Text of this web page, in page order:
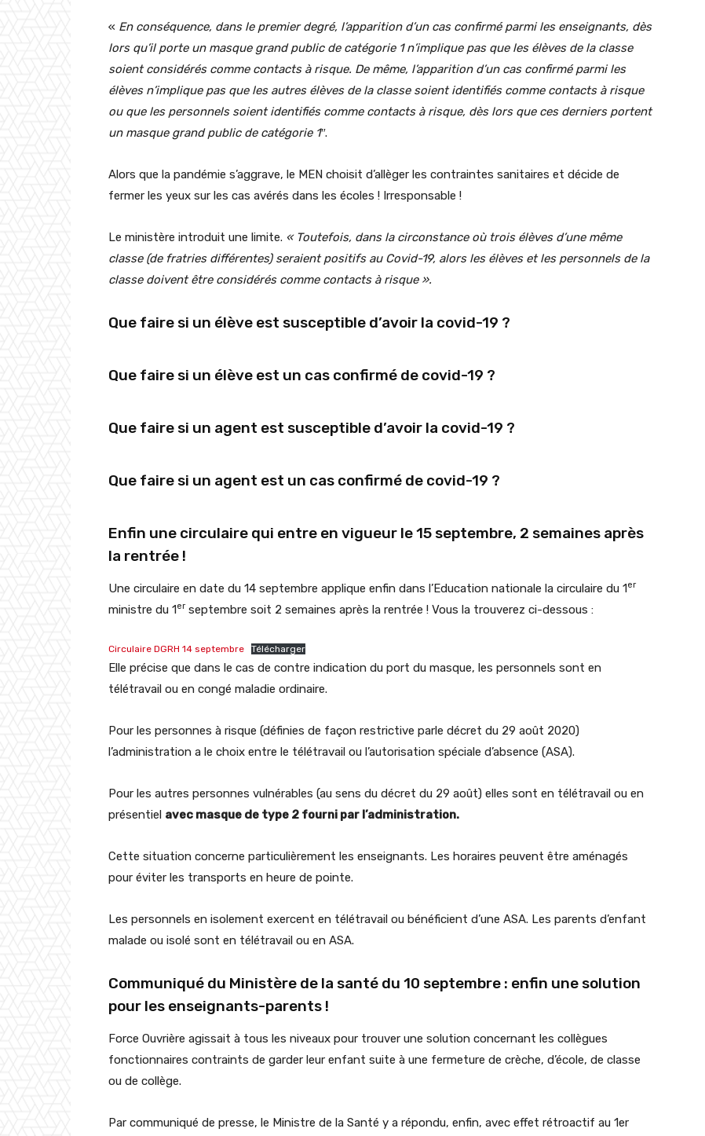
« En conséquence, dans le premier degré, l’apparition d’un cas confirmé parmi les enseignants, dès
lors qu’il porte un masque grand public de catégorie 1 n’implique pas que les élèves de la classe
soient considérés comme contacts à risque. De même, l’apparition d’un cas confirmé parmi les
élèves n’implique pas que les autres élèves de la classe soient identifiés comme contacts à risque
ou que les personnels soient identifiés comme contacts à risque, dès lors que ces derniers portent
un masque grand public de catégorie 1″.
Alors que la pandémie s’aggrave, le MEN choisit d’allèger les contraintes sanitaires et décide de
fermer les yeux sur les cas avérés dans les écoles ! Irresponsable !
Le ministère introduit une limite. « Toutefois, dans la circonstance où trois élèves d’une même
classe (de fratries différentes) seraient positifs au Covid-19, alors les élèves et les personnels de la
classe doivent être considérés comme contacts à risque ».
Que faire si un élève est susceptible d’avoir la covid-19 ?
Que faire si un élève est un cas confirmé de covid-19 ?
Que faire si un agent est susceptible d’avoir la covid-19 ?
Que faire si un agent est un cas confirmé de covid-19 ?
Enfin une circulaire qui entre en vigueur le 15 septembre, 2 semaines après
la rentrée !
Une circulaire en date du 14 septembre applique enfin dans l’Education nationale la circulaire du 1er
ministre du 1erseptembre soit 2 semaines après la rentrée ! Vous la trouverez ci-dessous :
Circulaire DGRH 14 septembre Télécharger
Elle précise que dans le cas de contre indication du port du masque, les personnels sont en
télétravail ou en congé maladie ordinaire.
Pour les personnes à risque (définies de façon restrictive parle décret du 29 août 2020)
l’administration a le choix entre le télétravail ou l’autorisation spéciale d’absence (ASA).
Pour les autres personnes vulnérables (au sens du décret du 29 août) elles sont en télétravail ou en
présentiel avec masque de type 2 fourni par l’administration.
Cette situation concerne particulièrement les enseignants. Les horaires peuvent être aménagés
pour éviter les transports en heure de pointe.
Les personnels en isolement exercent en télétravail ou bénéficient d’une ASA. Les parents d’enfant
malade ou isolé sont en télétravail ou en ASA.
Communiqué du Ministère de la santé du 10 septembre : enfin une solution
pour les enseignants-parents !
Force Ouvrière agissait à tous les niveaux pour trouver une solution concernant les collègues
fonctionnaires contraints de garder leur enfant suite à une fermeture de crèche, d’école, de classe
ou de collège.
Par communiqué de presse, le Ministre de la Santé y a répondu, enfin, avec effet rétroactif au 1er